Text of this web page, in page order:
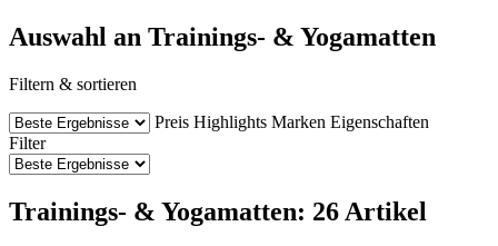
Auswahl an Trainings- & Yogamatten
Filtern & sortieren
Preis Highlights Marken Eigenschaften
Filter
Trainings- & Yogamatten: 26 Artikel